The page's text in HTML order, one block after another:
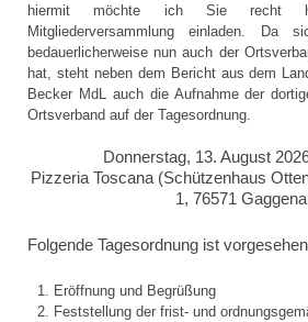
hiermit möchte ich Sie recht
Mitgliederversammlung einladen.
bedauerlicherweise nun auch der
hat, steht neben dem Bericht aus dem
Becker MdL auch die Aufnahme der
Ortsverband auf der Tagesordnung.
Donnerstag, 13. August
Pizzeria Toscana (Schützenhaus
1, 76571
Folgende Tagesordnung ist
Eröffnung und Begrüßung
Feststellung der frist- und